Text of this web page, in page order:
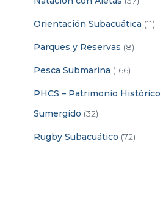
Orientación Subacuática (11)
Parques y Reservas (8)
Pesca Submarina (166)
PHCS – Patrimonio Histórico
Sumergido (32)
Rugby Subacuático (72)